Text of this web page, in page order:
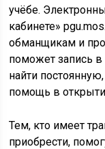
учёбе.
кабинете»
обманщикам и
поможет запись
найти
помощь в
Тем, кто имеет
приобрести,